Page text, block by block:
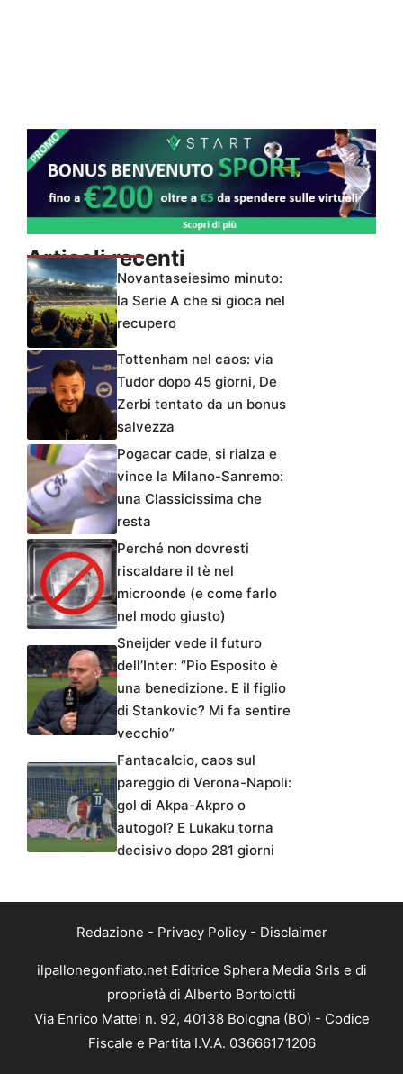
Articoli recenti
Novantaseiesimo minuto:
la Serie A che si gioca nel
recupero
Tottenham nel caos: via
Tudor dopo 45 giorni, De
Zerbi tentato da un bonus
salvezza
Pogacar cade, si rialza e
vince la Milano-Sanremo:
una Classicissima che
resta
Perché non dovresti
riscaldare il tè nel
microonde (e come farlo
nel modo giusto)
Sneijder vede il futuro
dell’Inter: “Pio Esposito è
una benedizione. E il figlio
di Stankovic? Mi fa sentire
vecchio”
Fantacalcio, caos sul
pareggio di Verona-Napoli:
gol di Akpa-Akpro o
autogol? E Lukaku torna
decisivo dopo 281 giorni
Redazione - Privacy Policy- Disclaimer
ilpallonegonfiato.net Editrice Sphera Media Srls e di
proprietà di Alberto Bortolotti
Via Enrico Mattei n. 92, 40138 Bologna (BO) - Codice
Fiscale e Partita I.V.A. 03666171206